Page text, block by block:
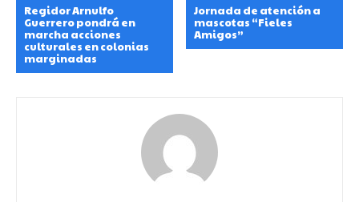
Regidor Arnulfo
Guerrero pondrá en
marcha acciones
culturales en colonias
marginadas
Jornada de atención a
mascotas “Fieles
Amigos”